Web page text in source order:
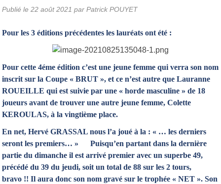
Publié le 22 août 2021 par Patrick POUYET
Pour les 3 éditions précédentes les lauréats ont été :
Pour cette 4éme édition c’est une jeune femme qui verra son nom
inscrit sur la Coupe « BRUT », et ce n’est autre que Lauranne
ROUEILLE qui est suivie par une « horde masculine » de 18
joueurs avant de trouver une autre jeune femme, Colette
KEROULAS, à la vingtième place.
En net, Hervé GRASSAL nous l’a joué à la : « … les derniers
seront les premiers… » Puisqu’en partant dans la dernière
partie du dimanche il est arrivé premier avec un superbe 49,
précédé du 39 du jeudi, soit un total de 88 sur les 2 tours,
bravo !! Il aura donc son nom gravé sur le trophée « NET ». Son